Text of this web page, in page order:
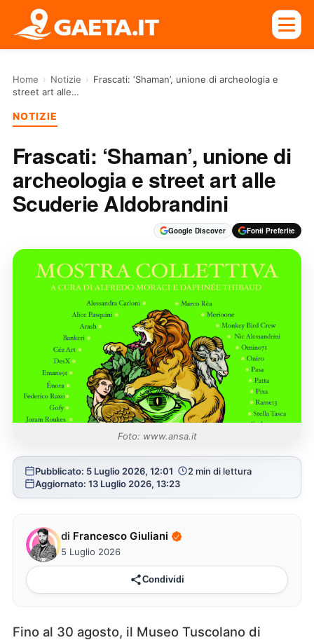
Home › Notizie › Frascati: ‘Shaman’, unione di archeologia e
street art alle…
NOTIZIE
Frascati: ‘Shaman’, unione di
archeologia e street art alle
Scuderie Aldobrandini
Google Discover Fonti Preferite
Foto: www.ansa.it
Pubblicato: 5 Luglio 2026, 12:01
2 min di lettura
Aggiornato: 13 Luglio 2026, 13:23
di Francesco Giuliani
5 Luglio 2026
Condividi
Fino al 30 agosto, il Museo Tuscolano di